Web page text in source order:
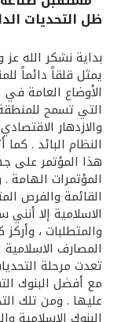
القنوات
أدوات
خدمات ما
اتصل بنا
مواقع الفروع
ألمانيا
ماليزيا
ظل التحديات
بداية نشكر الله
يمثل قلقاً دائماً
الأوضاع العامة
التي تسمح
والازدهار
النظام البائد .
هذا المؤتمر على
المؤتمرات الهامة
القائمة والفرص
الاسلامية إلا
والمتطلبات ،
المصارف
تعدت مرحلة
مع أفضل البنوك
عليها . ومن تلك